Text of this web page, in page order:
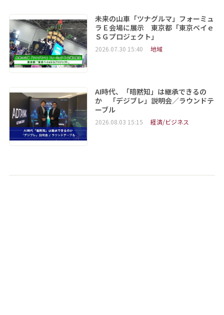
未来の山車「ツナグルマ」フォーミュ
ラＥ会場に展示 東京都「東京ベイｅ
ＳＧプロジェクト」
2026.07.30 15:40 地域
AI時代、「暗黙知」は継承できるの
か 「デジブレ」説明会／ラウンドテ
ーブル
2026.08.03 15:15 経済/ビジネス